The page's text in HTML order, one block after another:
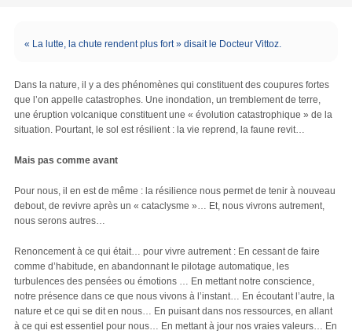
« La lutte, la chute rendent plus fort » disait le Docteur Vittoz.
Dans la nature, il y a des phénomènes qui constituent des coupures fortes
que l’on appelle catastrophes. Une inondation, un tremblement de terre,
une éruption volcanique constituent une « évolution catastrophique » de la
situation. Pourtant, le sol est résilient : la vie reprend, la faune revit…
Mais pas comme avant
Pour nous, il en est de même : la résilience nous permet de tenir à nouveau
debout, de revivre après un « cataclysme »… Et, nous vivrons autrement,
nous serons autres…
Renoncement à ce qui était… pour vivre autrement : En cessant de faire
comme d’habitude, en abandonnant le pilotage automatique, les
turbulences des pensées ou émotions … En mettant notre conscience,
notre présence dans ce que nous vivons à l’instant… En écoutant l’autre, la
nature et ce qui se dit en nous… En puisant dans nos ressources, en allant
à ce qui est essentiel pour nous… En mettant à jour nos vraies valeurs… En